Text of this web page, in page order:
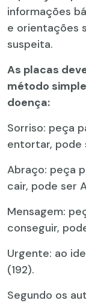
informações
e orientações
suspeita.
As placas
método
doença:
Sorriso: peça
entortar, pode
Abraço: peça
cair, pode ser
Mensagem:
conseguir,
Urgente: ao
(192).
Segundo os